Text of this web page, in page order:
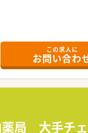
ます。
この求人に
お問い合わ
薬局 大手